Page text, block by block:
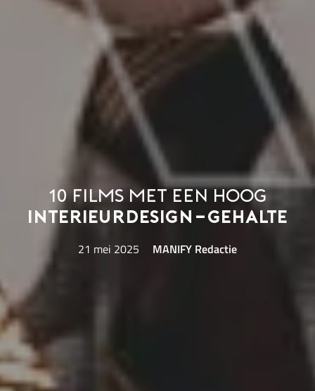
10 films met een hoog
interieurdesign-gehalte
21 mei 2025 MANIFY Redactie